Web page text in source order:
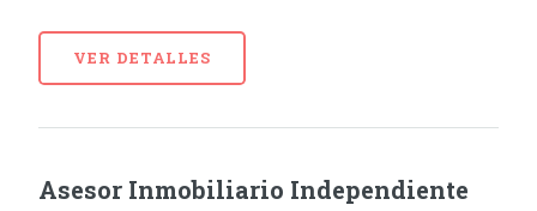
VER DETALLES
Asesor Inmobiliario Independiente